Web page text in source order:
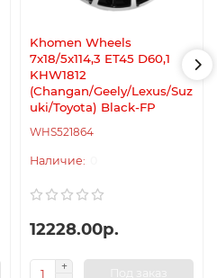
Khomen Wheels
7x18/5x114,3 ET45 D60,1
KHW1812
(Changan/Geely/Lexus/Suz
uki/Toyota) Black-FP
WHS521864
12228.00р.